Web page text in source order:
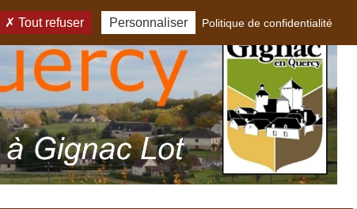
Tout refuser Personnaliser Politique de confidentialité